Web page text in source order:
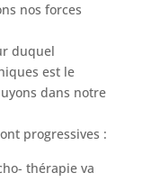
nos forces
duquel
est le
dans notre
progressives :
thérapie va